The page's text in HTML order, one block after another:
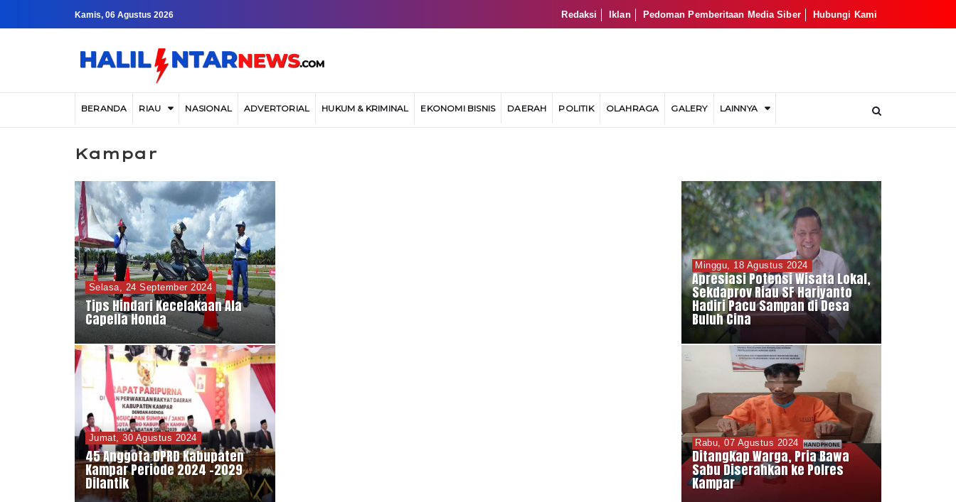
Kamis, 06 Agustus 2026 Redaksi Iklan Pedoman Pemberitaan Media Siber Hubungi Kami
BERANDA RIAU NASIONAL ADVERTORIAL HUKUM & KRIMINAL EKONOMI BISNIS DAERAH POLITIK OLAHRAGA GALERY LAINNYA
Kampar
Selasa, 24 September 2024
Tips Hindari Kecelakaan Ala
Capella Honda
Jumat, 30 Agustus 2024
45 Anggota DPRD Kabupaten
Kampar Periode 2024 -2029
Dilantik
Minggu, 18 Agustus 2024
Apresiasi Potensi Wisata Lokal,
Sekdaprov Riau SF Hariyanto
Hadiri Pacu Sampan di Desa
Buluh Cina
Rabu, 07 Agustus 2024
Ditangkap Warga, Pria Bawa
Sabu Diserahkan ke Polres
Kampar